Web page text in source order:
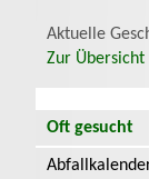
Aktuelle
Zur Übersicht
Oft gesucht